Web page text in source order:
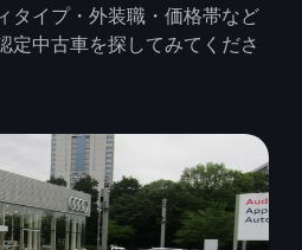
タイプ・外装職・価格帯など
定中古車を探してみてくださ